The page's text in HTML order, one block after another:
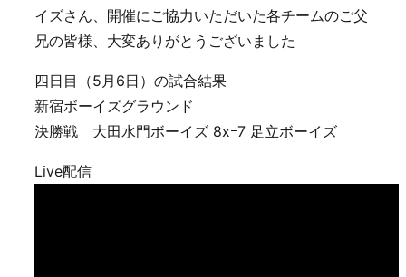
イズさん、開催にご協力いただいた各チームのご父
兄の皆様、大変ありがとうございました
四日目（5月6日）の試合結果
新宿ボーイズグラウンド
決勝戦 大田水門ボーイズ 8xｰ7 足立ボーイズ
Live配信